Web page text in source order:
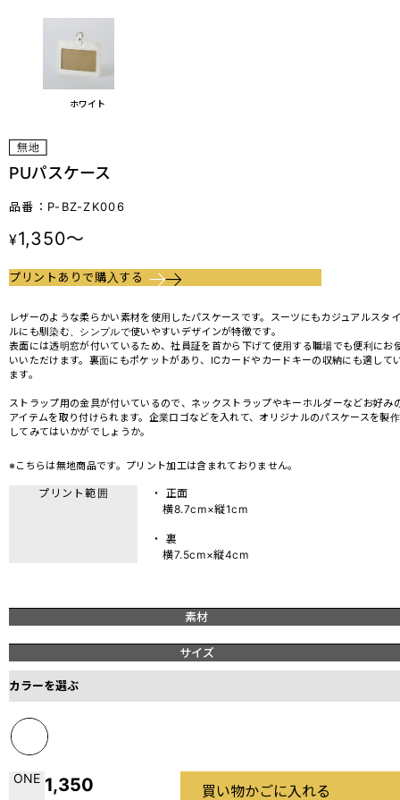
ホワイト
PUパスケース
品番：P-BZ-ZK006
¥1,350～
プリントありで購入する
レザーのような柔らかい素材を使用したパスケースです。スーツにもカジュアルスタイ
ルにも馴染む、シンプルで使いやすいデザインが特徴です。
表面には透明窓が付いているため、社員証を首から下げて使用する職場でも便利にお
いいただけます。裏面にもポケットがあり、ICカードやカードキーの収納にも適して
ます。
ストラップ用の金具が付いているので、ネックストラップやキーホルダーなどお好み
アイテムを取り付けられます。企業ロゴなどを入れて、オリジナルのパスケースを製作
してみてはいかがでしょうか。
※こちらは無地商品です。プリント加工は含まれておりません。
プリント範囲
・ 正面
横8.7cm×縦1cm
・ 裏
横7.5cm×縦4cm
素材
サイズ
カラーを選ぶ
ONE 1,350 買い物かごに入れる